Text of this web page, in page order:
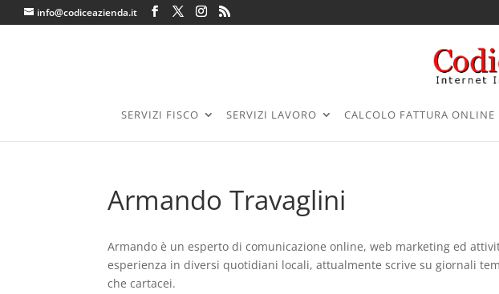
info@codiceazienda.it
SERVIZI FISCO SERVIZI LAVORO CALCOLO FATTURA ONLINE
Armando Travaglini
Armando è un esperto di comunicazione online, web marketing ed
esperienza in diversi quotidiani locali, attualmente scrive su giornali
che cartacei.